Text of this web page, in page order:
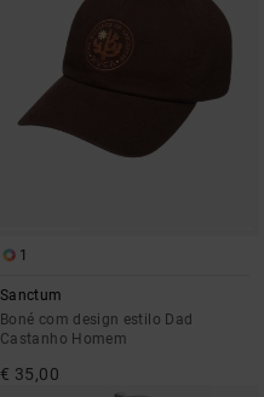
1
Sanctum
Boné com design estilo Dad
Castanho Homem
€ 35,00